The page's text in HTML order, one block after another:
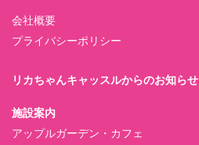
会社概要
プライバシーポリシー
リカちゃんキャッスルからのお知らせ
施設案内
アップルガーデン・カフェ